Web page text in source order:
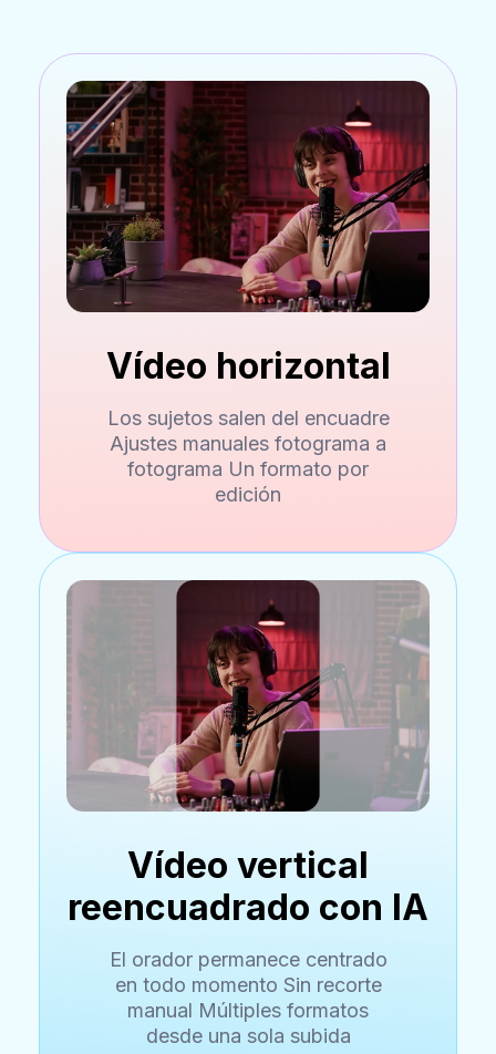
Vídeo horizontal
Los sujetos salen del encuadre
Ajustes manuales fotograma a
fotograma Un formato por
edición
Vídeo vertical
reencuadrado con IA
El orador permanece centrado
en todo momento Sin recorte
manual Múltiples formatos
desde una sola subida